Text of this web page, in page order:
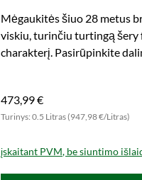
Collective
Mėgaukitės šiuo 28 metus
viskiu, turinčiu turtingą šery
charakterį. Pasirūpinkite
473,99 €
Turinys: 0.5 Litras (947,98 €/Litras)
įskaitant PVM, be siuntimo